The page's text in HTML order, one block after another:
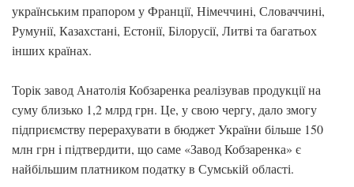
українським прапором у Франції, Німеччині, Словаччині,
Румунії, Казахстані, Естонії, Білорусії, Литві та багатьох
інших країнах.
Торік завод Анатолія Кобзаренка реалізував продукції на
суму близько 1,2 млрд грн. Це, у свою чергу, дало змогу
підприємству перерахувати в бюджет України більше 150
млн грн i підтвердити, що саме «Завод Кобзаренка» є
найбільшим платником податку в Сумській області.